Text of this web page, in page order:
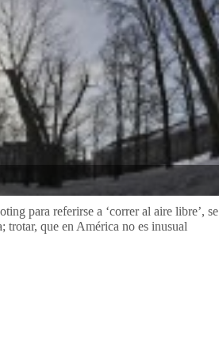
para referirse a ‘correr al aire libre’, se
trotar, que en América no es inusual